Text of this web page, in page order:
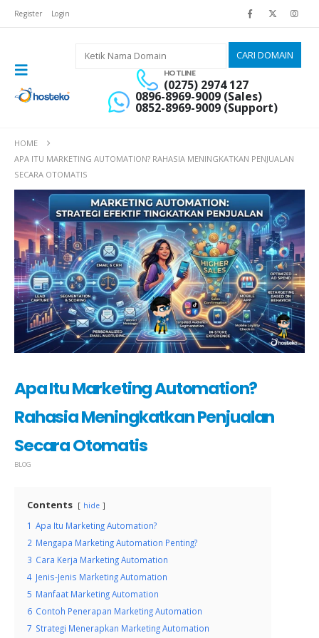
Register Login
HOTLINE
(0275) 2974 127
0896-8969-9009 (Sales)
0852-8969-9009 (Support)
HOME
APA ITU MARKETING AUTOMATION? RAHASIA MENINGKATKAN PENJUALAN
SECARA OTOMATIS
Apa Itu Marketing Automation?
Rahasia Meningkatkan Penjualan
Secara Otomatis
BLOG
Contents hide
1 Apa Itu Marketing Automation?
2 Mengapa Marketing Automation Penting?
3 Cara Kerja Marketing Automation
4 Jenis-Jenis Marketing Automation
5 Manfaat Marketing Automation
6 Contoh Penerapan Marketing Automation
7 Strategi Menerapkan Marketing Automation